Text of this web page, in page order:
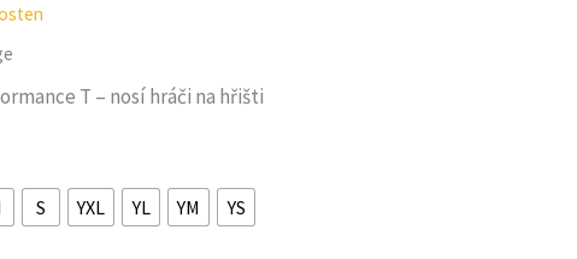
T – nosí hráči na hřišti
S YXL YL YM YS